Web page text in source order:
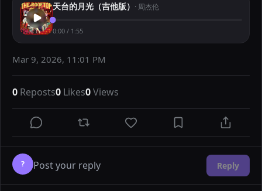
天台的月光（吉他版） · 周杰伦
0:00 / 1:55
Mar 9, 2026, 11:01 PM
0 Reposts0 Likes0Views
? Reply